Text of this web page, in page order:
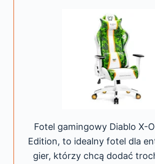
Fotel gamingowy Diablo X-
Edition, to idealny fotel dla
gier, którzy chcą dodać